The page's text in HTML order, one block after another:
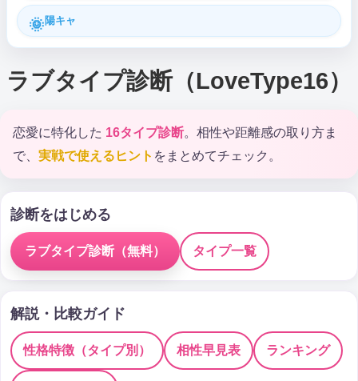
🌞 陽キャ
ラブタイプ診断（LoveType16）
恋愛に特化した 16タイプ診断。相性や距離感の取り方ま
で、 実戦で使えるヒント をまとめてチェック。
診断をはじめる
ラブタイプ診断（無料） タイプ一覧
解説・比較ガイド
性格特徴（タイプ別） 相性早見表 ランキング